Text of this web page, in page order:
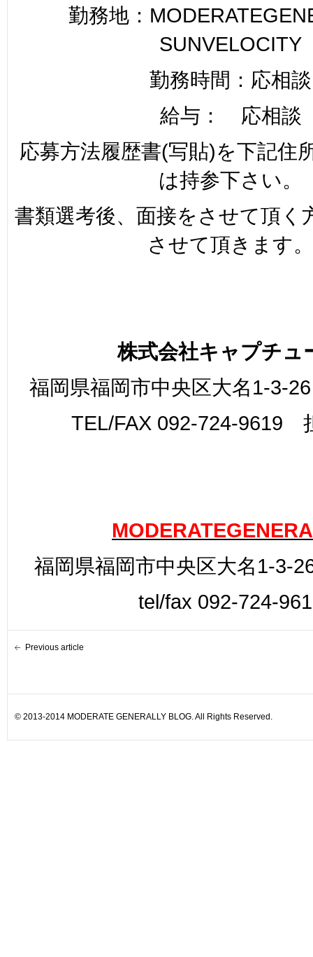
勤務地：
SUNVELOCITY
勤務時間：応相談
給与： 応相談
応募方法履歴書(写貼)を下記住
は持参下さい。
書類選考後、面接をさせて頂く
させて頂きます。
株式会社キャプチュ
福岡県福岡市中央区大名1-3-
TEL/FAX 092-724-9619
福岡県福岡市中央区大名1-3-
tel/fax 092-724-
Previous article
© 2013-2014 MODERATE GENERALLY BLOG. All Rights Reserved.